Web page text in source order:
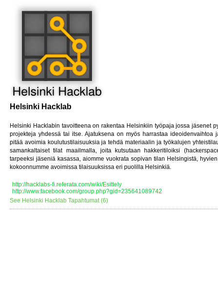
Helsinki Hacklab
Helsinki Hacklabin tavoitteena on rakentaa Helsinkiin työpaja jossa jäsenet
projekteja yhdessä tai itse. Ajatuksena on myös harrastaa ideoidenvaihtoa
pitää avoimia koulutustilaisuuksia ja tehdä materiaalin ja työkalujen
samankaltaiset tilat maailmalla, joita kutsutaan hakkeritiloiksi
tarpeeksi jäseniä kasassa, aiomme vuokrata sopivan tilan Helsingistä,
kokoonnumme avoimissa tilaisuuksissa eri puolilla Helsinkiä.
http://hacklabs-fi.referata.com/wiki/Esittely
http://www.facebook.com/group.php?gid=235641089742
See Helsinki Hacklab Tapahtumat (6)